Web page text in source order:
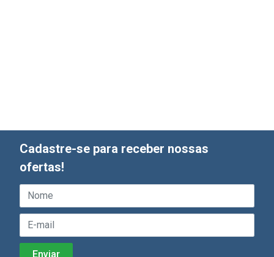
Cadastre-se para receber nossas
ofertas!